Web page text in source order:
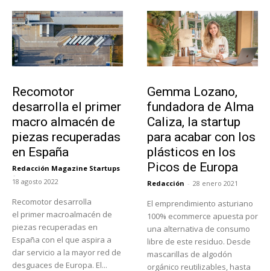
Recomotor
desarrolla el primer
macro almacén de
piezas recuperadas
en España
Redacción Magazine Startups
-
18 agosto 2022
Recomotor desarrolla
el primer macroalmacén de
piezas recuperadas en
España con el que aspira a
dar servicio a la mayor red de
desguaces de Europa. El...
Gemma Lozano,
fundadora de Alma
Caliza, la startup
para acabar con los
plásticos en los
Picos de Europa
Redacción - 28 enero 2021
El emprendimiento asturiano
100% ecommerce apuesta por
una alternativa de consumo
libre de este residuo. Desde
mascarillas de algodón
orgánico reutilizables, hasta